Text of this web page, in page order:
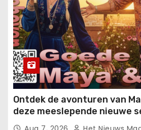
Ontdek de avonturen van
deze meeslepende nieuwe